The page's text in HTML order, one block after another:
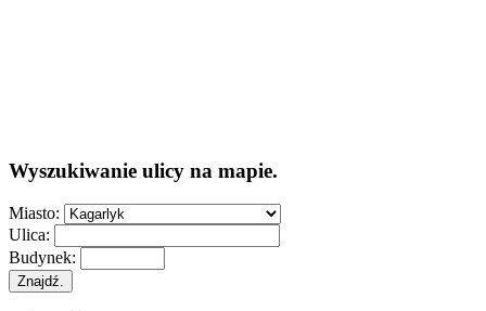
Wyszukiwanie ulicy na mapie.
Miasto:
Ulica:
Budynek:
Znajdź.